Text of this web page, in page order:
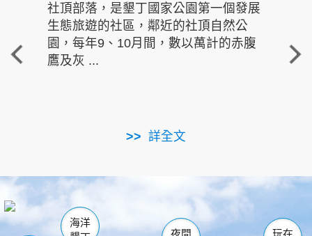
社頂部落，是墾丁國家公園第一個發展
生態旅遊的社區，鄰近的社頂自然公
園，每年9、10月間，數以萬計的赤腹
鷹及灰 ...
詳全文
重
走進
南仁湖
海生館
恆春 佳樂水
龍鑾潭自然中心 森林遊樂區
瓊麻館
關山 墾管處遊客中心
社頂公園 風吹沙
船帆石
白砂 龍磐公園
香蕉灣
砂島
鵝鑾鼻
海洋
夜間
玩在